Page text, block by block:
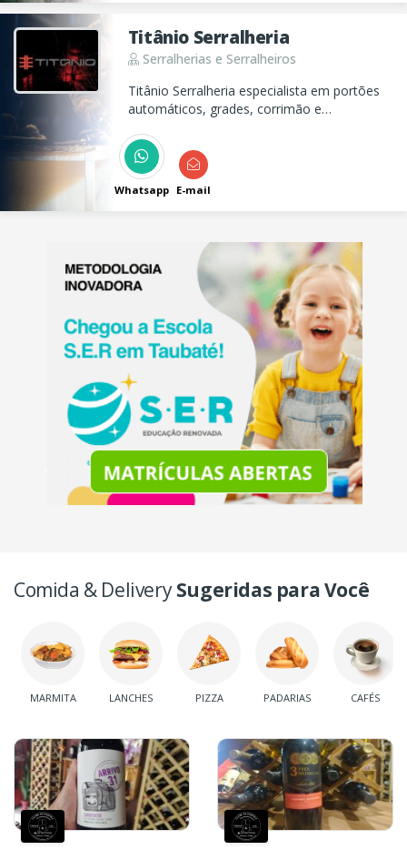
Titânio Serralheria
Serralherias e Serralheiros
Titânio Serralheria especialista em portões
automáticos, grades, corrimão e
venda diferenciado.
Whatsapp E-mail
Comida & DeliverySugeridas para Você
MARMITA LANCHES PIZZA PADARIAS CAFÉS